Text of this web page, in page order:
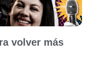
volver más